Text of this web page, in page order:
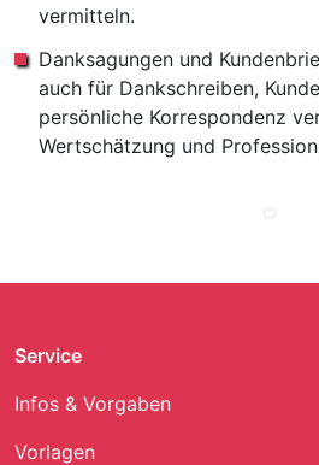
vermitteln.
Danksagungen und
auch für Dankschreiben,
persönliche Korrespondenz
Wertschätzung und
Service
Infos & Vorgaben
Vorlagen